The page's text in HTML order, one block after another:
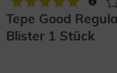
Tepe Good
Blister 1 Stück